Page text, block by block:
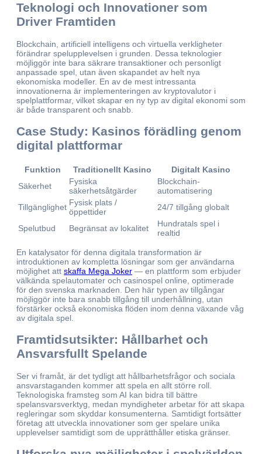
Teknologi och Innovationer som
Driver Framtiden
Blockchain, artificiell intelligens och virtuella verkligheter
förändrar spelupplevelsen i grunden. Dessa teknologier
möjliggör inte bara säkrare transaktioner och personligt
anpassade spel, utan även skapandet av helt nya
ekonomiska modeller. En av de mest intressanta
innovationerna är implementeringen av kryptovalutor i
spelplattformar, vilket skapar en ny typ av digital ekonomi som
är både transparent och snabb.
Case Study: Kasinos förädling genom
digital plattformar
Funktion Traditionellt Kasino
Digitalt Kasino
Säkerhet
Fysiska
säkerhetsåtgärder
Blockchain-
automatisering
Tillgänglighet Fysisk plats /
öppettider
24/7 tillgång globalt
Spelutbud Begränsat av lokalitet
Hundratals spel i
realtid
En katalysator för denna digitala transformation är
introduktionen av kompletta lösningar som ger användarna
möjlighet att skaffa Mega Joker — en plattform som erbjuder
välkända spelautomater och casinospel online, optimerade
för den svenska marknaden. Den här typen av tillgångar
möjliggör inte bara snabb tillgång till underhållning, utan
förstärker också ekonomiska flöden inom denna växande våg
av digitala spel.
Framtidsutsikter: Hållbarhet och
Ansvarsfullt Spelande
Ser vi framåt, är det tydligt att hållbarhetsfrågor och sociala
ansvarstaganden kommer att spela en allt större roll.
Teknologiska framsteg som AI kan bidra till bättre
spelansvarsverktyg, medan myndigheter arbetar för att skapa
regleringar som skyddar konsumenterna. Samtidigt fortsätter
företag att utveckla innovationer som ger spelare unika
upplevelser samtidigt som de upprätthåller etiska gränser.